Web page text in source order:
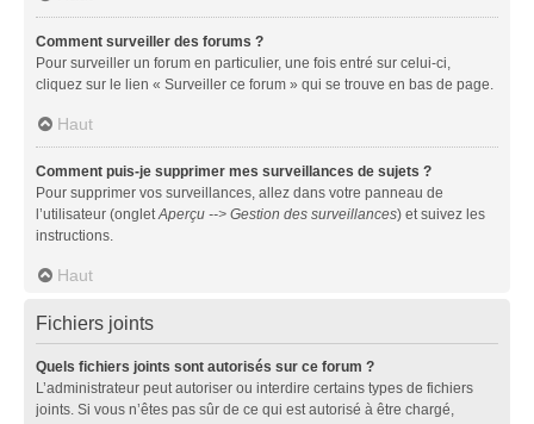
Comment surveiller des forums ?
Pour surveiller un forum en particulier, une fois entré sur celui-ci,
cliquez sur le lien « Surveiller ce forum » qui se trouve en bas de page.
Haut
Comment puis-je supprimer mes surveillances de sujets ?
Pour supprimer vos surveillances, allez dans votre panneau de
l’utilisateur (ongletAperçu --> Gestion des surveillances) et suivez les
instructions.
Haut
Fichiers joints
Quels fichiers joints sont autorisés sur ce forum ?
L’administrateur peut autoriser ou interdire certains types de fichiers
joints. Si vous n’êtes pas sûr de ce qui est autorisé à être chargé,